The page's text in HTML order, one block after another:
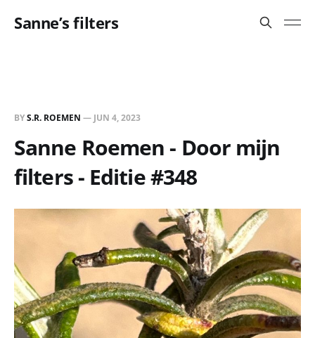
Sanne’s filters
BYS.R. ROEMEN — JUN 4, 2023
Sanne Roemen - Door mijn
filters - Editie #348